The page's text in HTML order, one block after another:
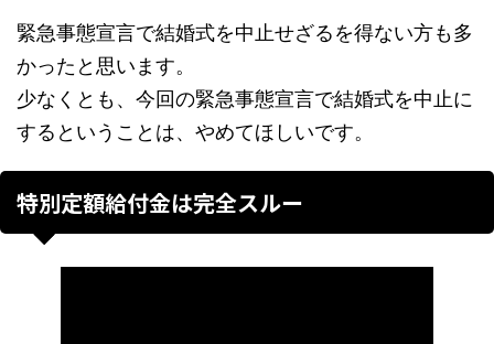
緊急事態宣言で結婚式を中止せざるを得ない方も多
かったと思います。
少なくとも、今回の緊急事態宣言で結婚式を中止に
するということは、やめてほしいです。
特別定額給付金は完全スルー